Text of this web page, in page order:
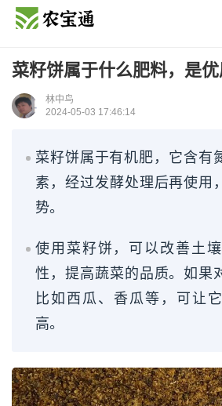
菜籽饼属于什么肥料，是
林中鸟
2024-05-03 17:46:14
菜籽饼属于有机肥，它含有
素，经过发酵处理后再使用
势。
使用菜籽饼，可以改善土
性，提高蔬菜的品质。如果
比如西瓜、香瓜等，可让
高。